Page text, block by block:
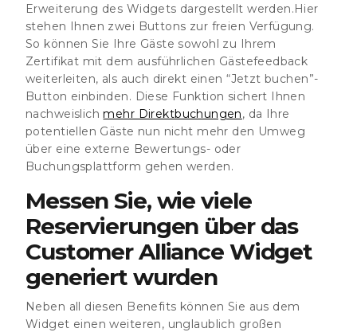
Erweiterung des Widgets dargestellt werden.Hier
stehen Ihnen zwei Buttons zur freien Verfügung.
So können Sie Ihre Gäste sowohl zu Ihrem
Zertifikat mit dem ausführlichen Gästefeedback
weiterleiten, als auch direkt einen “Jetzt buchen”-
Button einbinden. Diese Funktion sichert Ihnen
nachweislichmehr Direktbuchungen, da Ihre
potentiellen Gäste nun nicht mehr den Umweg
über eine externe Bewertungs- oder
Buchungsplattform gehen werden.
Messen Sie, wie viele
Reservierungen über das
Customer Alliance Widget
generiert wurden
Neben all diesen Benefits können Sie aus dem
Widget einen weiteren, unglaublich großen